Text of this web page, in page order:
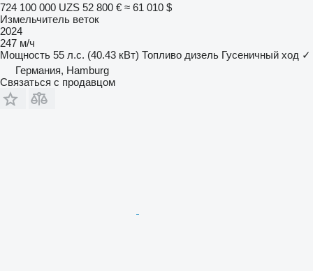
724 100 000 UZS 52 800 € ≈ 61 010 $
Измельчитель веток
2024
247 м/ч
Мощность 55 л.с. (40.43 кВт) Топливо дизель Гусеничный ход ✓
Германия, Hamburg
Связаться с продавцом